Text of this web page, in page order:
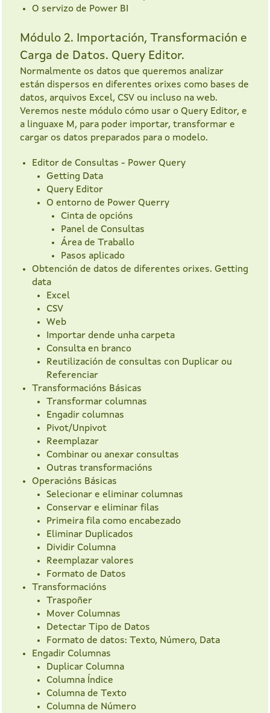
O servizo de Power BI
Módulo 2. Importación, Transformación e
Carga de Datos. Query Editor.
Normalmente os datos que queremos analizar
están dispersos en diferentes orixes como bases de
datos, arquivos Excel, CSV ou incluso na web.
Veremos neste módulo cómo usar o Query Editor, e
a linguaxe M, para poder importar, transformar e
cargar os datos preparados para o modelo.
Editor de Consultas - Power Query
Getting Data
Query Editor
O entorno de Power Querry
Cinta de opcións
Panel de Consultas
Área de Traballo
Pasos aplicado
Obtención de datos de diferentes orixes. Getting
data
Excel
CSV
Web
Importar dende unha carpeta
Consulta en branco
Reutilización de consultas con Duplicar ou
Referenciar
Transformacións Básicas
Transformar columnas
Engadir columnas
Pivot/Unpivot
Reemplazar
Combinar ou anexar consultas
Outras transformacións
Operacións Básicas
Selecionar e eliminar columnas
Conservar e eliminar filas
Primeira fila como encabezado
Eliminar Duplicados
Dividir Columna
Reemplazar valores
Formato de Datos
Transformacións
Traspoñer
Mover Columnas
Detectar Tipo de Datos
Formato de datos: Texto, Número, Data
Engadir Columnas
Duplicar Columna
Columna Índice
Columna de Texto
Columna de Número